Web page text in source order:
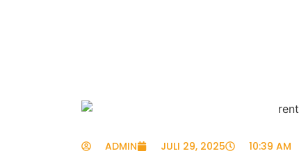
ADMIN JULI 29, 2025 10:39 AM